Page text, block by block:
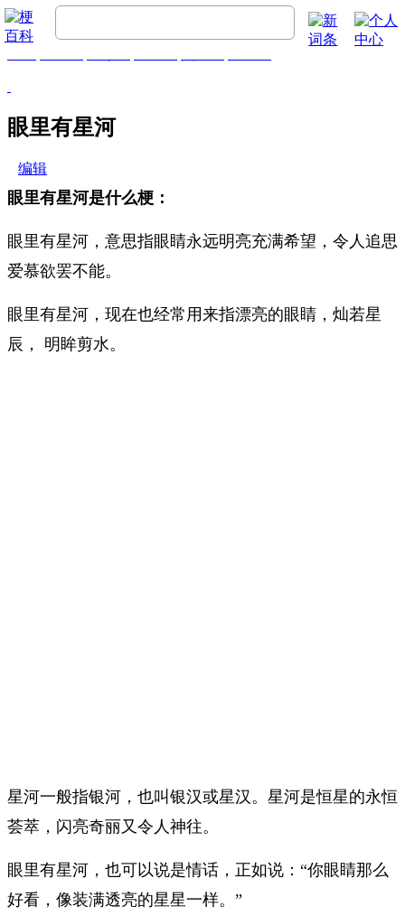
眼里有星河
编辑
眼里有星河是什么梗：
眼里有星河，意思指眼睛永远明亮充满希望，令人追思
爱慕欲罢不能。
眼里有星河，现在也经常用来指漂亮的眼睛，灿若星
辰， 明眸剪水。
星河一般指银河，也叫银汉或星汉。星河是恒星的永恒
荟萃，闪亮奇丽又令人神往。
眼里有星河，也可以说是情话，正如说：“你眼睛那么
好看，像装满透亮的星星一样。”